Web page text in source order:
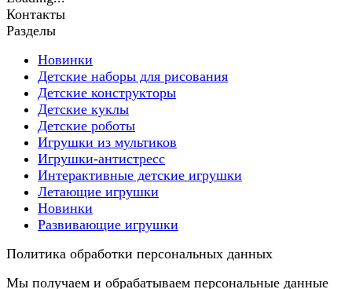
Контакты
Разделы
Новинки
Детские наборы для рисования
Детские конструкторы
Детские куклы
Детские роботы
Игрушки из мультиков
Игрушки-антистресс
Интерактивные детские игрушки
Летающие игрушки
Новинки
Развивающие игрушки
Политика обработки персональных данных
Мы получаем и обрабатываем персональные данные